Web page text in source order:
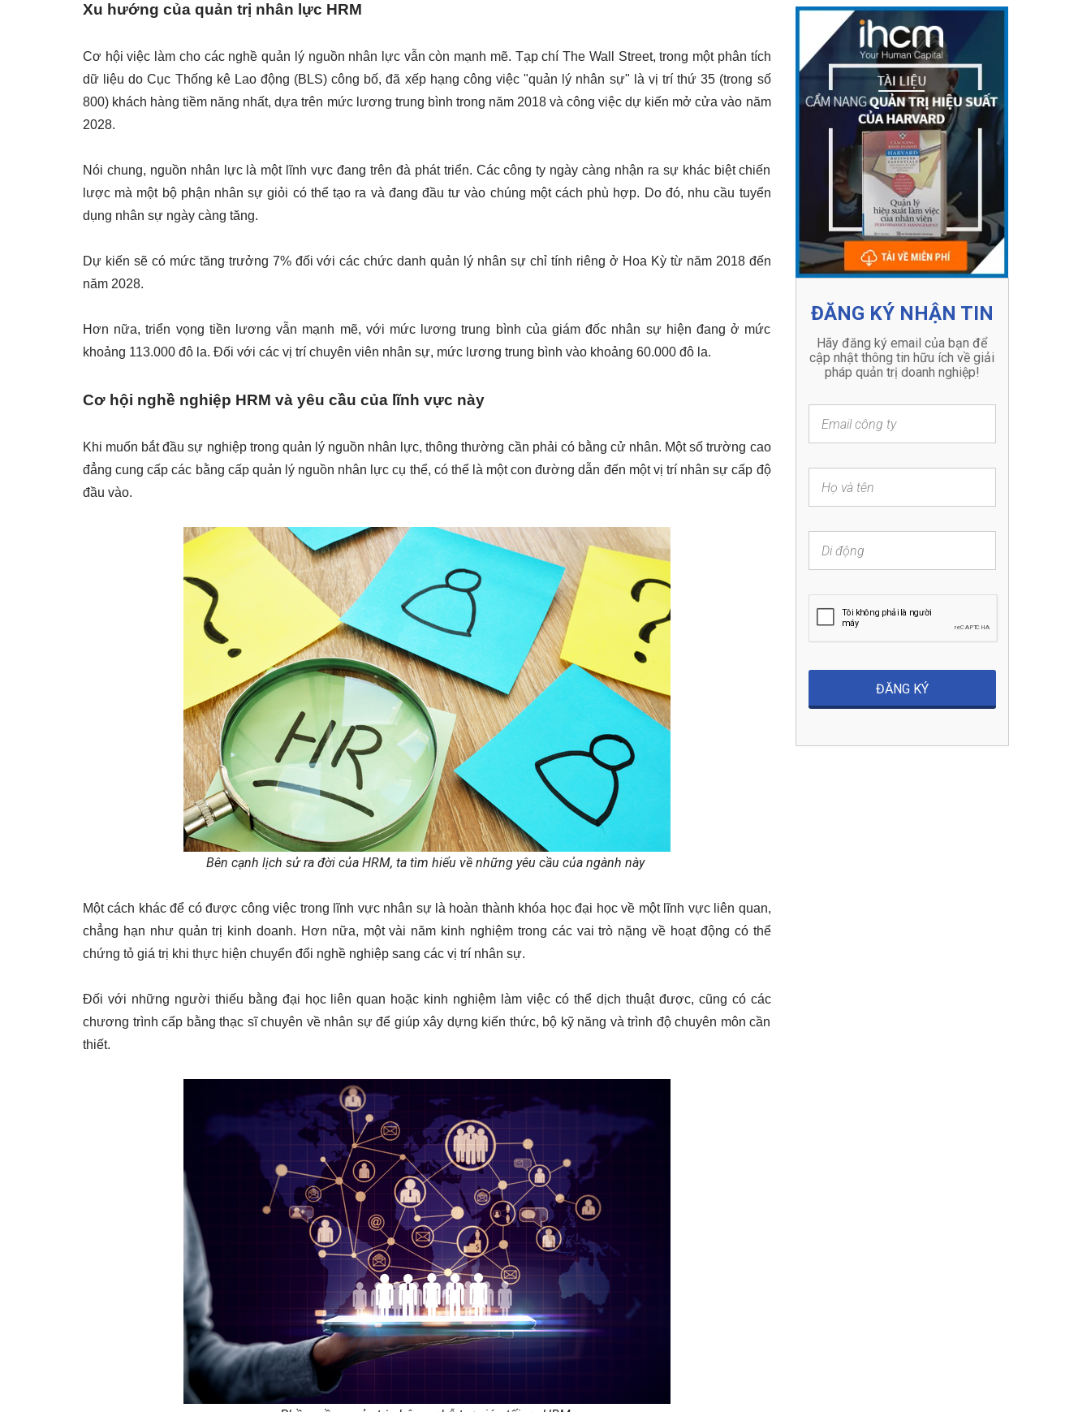
Xu hướng của quản trị nhân lực HRM
Cơ hội việc làm cho các nghề quản lý nguồn nhân lực vẫn còn mạnh mẽ. Tạp chí The Wall Street, trong một phân tích
dữ liệu do Cục Thống kê Lao động (BLS) công bố, đã xếp hạng công việc "quản lý nhân sự" là vị trí thứ 35 (trong số
800) khách hàng tiềm năng nhất, dựa trên mức lương trung bình trong năm 2018 và công việc dự kiến mở cửa vào năm
2028.
Nói chung, nguồn nhân lực là một lĩnh vực đang trên đà phát triển. Các công ty ngày càng nhận ra sự khác biệt chiến
lược mà một bộ phận nhân sự giỏi có thể tạo ra và đang đầu tư vào chúng một cách phù hợp. Do đó, nhu cầu tuyển
dụng nhân sự ngày càng tăng.
Dự kiến ​​sẽ có mức tăng trưởng 7% đối với các chức danh quản lý nhân sự chỉ tính riêng ở Hoa Kỳ từ năm 2018 đến
năm 2028.
Hơn nữa, triển vọng tiền lương vẫn mạnh mẽ, với mức lương trung bình của giám đốc nhân sự hiện đang ở mức
khoảng 113.000 đô la. Đối với các vị trí chuyên viên nhân sự, mức lương trung bình vào khoảng 60.000 đô la.
Cơ hội nghề nghiệp HRM và yêu cầu của lĩnh vực này
Khi muốn bắt đầu sự nghiệp trong quản lý nguồn nhân lực, thông thường cần phải có bằng cử nhân. Một số trường cao
đẳng cung cấp các bằng cấp quản lý nguồn nhân lực cụ thể, có thể là một con đường dẫn đến một vị trí nhân sự cấp độ
đầu vào.
Bên cạnh lịch sử ra đời của HRM, ta tìm hiểu về những yêu cầu của ngành này
Một cách khác để có được công việc trong lĩnh vực nhân sự là hoàn thành khóa học đại học về một lĩnh vực liên quan,
chẳng hạn như quản trị kinh doanh. Hơn nữa, một vài năm kinh nghiệm trong các vai trò nặng về hoạt động có thể
chứng tỏ giá trị khi thực hiện chuyển đổi nghề nghiệp sang các vị trí nhân sự.
Đối với những người thiếu bằng đại học liên quan hoặc kinh nghiệm làm việc có thể dịch thuật được, cũng có các
chương trình cấp bằng thạc sĩ chuyên về nhân sự để giúp xây dựng kiến ​​thức, bộ kỹ năng và trình độ chuyên môn cần
thiết.